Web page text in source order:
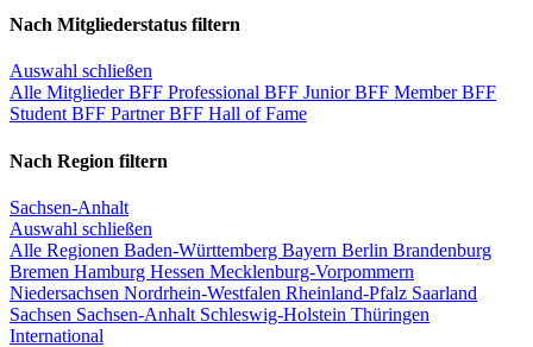
Nach Mitgliederstatus filtern
Auswahl schließen
Alle MitgliederBFF Professional BFF JuniorBFF MemberBFF
Student BFF PartnerBFF Hall of Fame
Nach Region filtern
Sachsen-Anhalt
Auswahl schließen
Alle Regionen Baden-Württemberg Bayern Berlin Brandenburg
Bremen Hamburg Hessen Mecklenburg-Vorpommern
Niedersachsen Nordrhein-Westfalen Rheinland-Pfalz Saarland
Sachsen Sachsen-Anhalt Schleswig-Holstein Thüringen
International